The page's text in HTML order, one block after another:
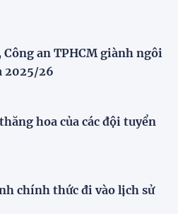
đón cú hích lớn trước mùa